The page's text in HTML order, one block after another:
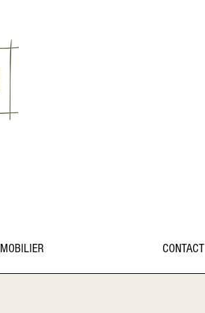
MOBILIER CONTACT